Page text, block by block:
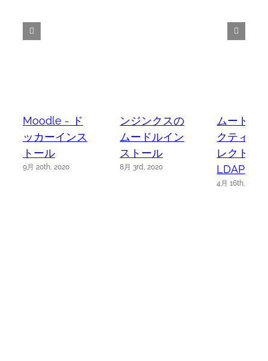
Moodle - ド
ッカーインス
トール
9月 20th, 2020
ンジンクスの
ムードルイン
ストール
8月 3rd, 2020
ムードル
クティブ
レクトリ
LDAP 認
4月 16th, 2020